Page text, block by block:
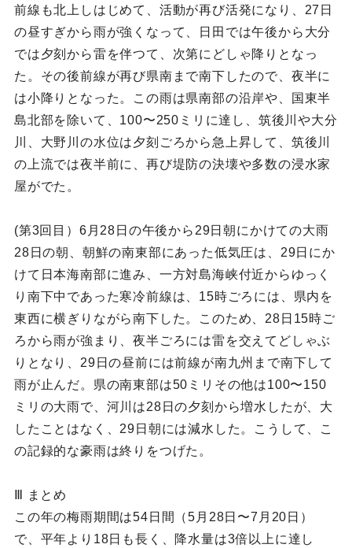
前線も北上しはじめて、活動が再び活発になり、27日
の昼すぎから雨が強くなって、日田では午後から大分
では夕刻から雷を伴つて、次第にどしゃ降りとなっ
た。その後前線が再び県南まで南下したので、夜半に
は小降りとなった。この雨は県南部の沿岸や、国東半
島北部を除いて、100〜250ミリに達し、筑後川や大分
川、大野川の水位は夕刻ごろから急上昇して、筑後川
の上流では夜半前に、再び堤防の決壊や多数の浸水家
屋がでた。
(第3回目）6月28日の午後から29日朝にかけての大雨
28日の朝、朝鮮の南東部にあった低気圧は、29日にか
けて日本海南部に進み、一方対島海峡付近からゆっく
り南下中であった寒冷前線は、15時ごろには、県内を
東西に横ぎりながら南下した。このため、28日15時ご
ろから雨が強まり、夜半ごろには雷を交えてどしゃぶ
りとなり、29日の昼前には前線が南九州まで南下して
雨が止んだ。県の南東部は50ミリその他は100〜150
ミリの大雨で、河川は28日の夕刻から増水したが、大
したことはなく、29日朝には減水した。こうして、こ
の記録的な豪雨は終りをつげた。
Ⅲ まとめ
この年の梅雨期間は54日間（5月28日〜7月20日）
で、平年より18日も長く、降水量は3倍以上に達し